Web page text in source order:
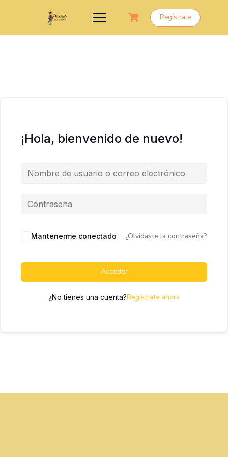
Regístrate
¡Hola, bienvenido de nuevo!
Mantenerme conectado ¿Olvidaste la contraseña?
Acceder
¿No tienes una cuenta?Regístrate ahora